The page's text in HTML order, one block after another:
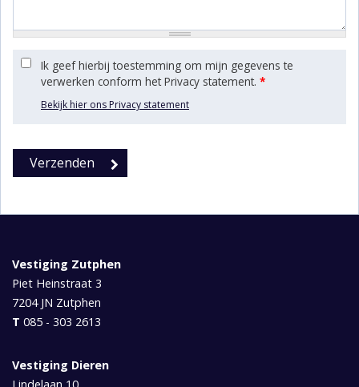
Ik geef hierbij toestemming om mijn gegevens te
verwerken conform het Privacy statement. *
Bekijk hier ons Privacy statement
Vestiging Zutphen
Piet Heinstraat 3
7204 JN Zutphen
T 085 - 303 2613
Vestiging Dieren